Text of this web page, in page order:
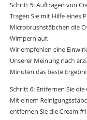
Schritt 5: Auftragen von
Tragen Sie mit Hilfe eines
Microbrushstäbchen die
Wimpern auf.
Wir empfehlen eine
Unserer Meinung nach
Minuten das beste
Schritt 6: Entfernen Sie die
Mit einem
entfernen Sie die Cream